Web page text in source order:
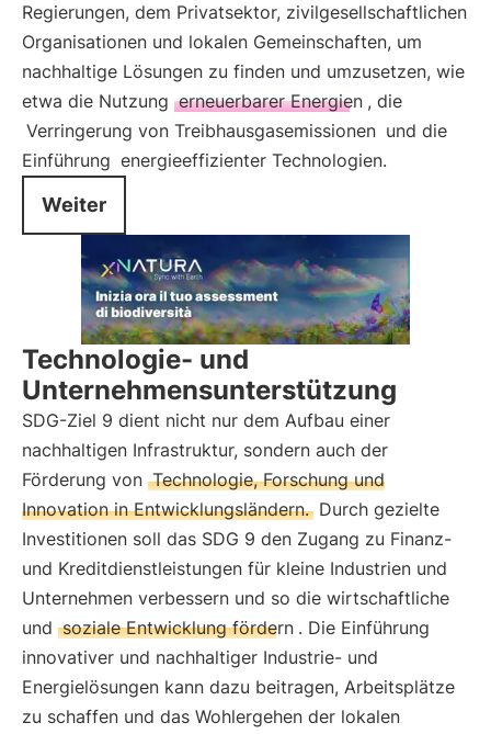
Regierungen, dem Privatsektor, zivilgesellschaftlichen
Organisationen und lokalen Gemeinschaften, um
nachhaltige Lösungen zu finden und umzusetzen, wie
etwa die Nutzung erneuerbarer Energien , die
Verringerung von Treibhausgasemissionen und die
Einführung energieeffizienter Technologien.
Weiter
Technologie- und
Unternehmensunterstützung
SDG-Ziel 9 dient nicht nur dem Aufbau einer
nachhaltigen Infrastruktur, sondern auch der
Förderung von Technologie, Forschung und
Innovation in Entwicklungsländern. Durch gezielte
Investitionen soll das SDG 9 den Zugang zu Finanz-
und Kreditdienstleistungen für kleine Industrien und
Unternehmen verbessern und so die wirtschaftliche
und soziale Entwicklung fördern . Die Einführung
innovativer und nachhaltiger Industrie- und
Energielösungen kann dazu beitragen, Arbeitsplätze
zu schaffen und das Wohlergehen der lokalen